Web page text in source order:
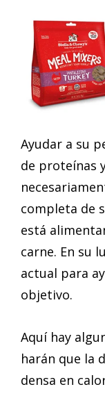
Ayudar a su
de proteínas
completa de
está
carne. En su
actual para
objetivo.
Aquí hay
harán que la
densa en